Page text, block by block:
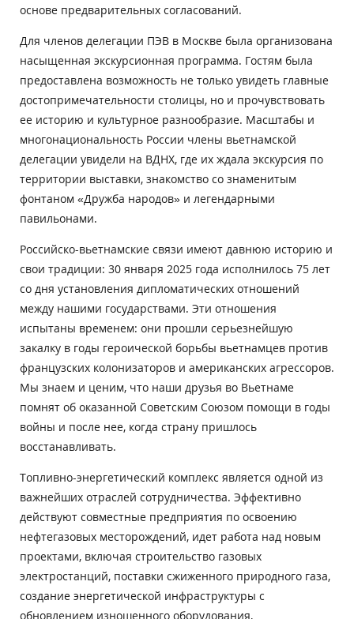
основе предварительных согласований.
Для членов делегации ПЭВ в Москве была организована
насыщенная экскурсионная программа. Гостям была
предоставлена возможность не только увидеть главные
достопримечательности столицы, но и прочувствовать
ее историю и культурное разнообразие. Масштабы и
многонациональность России члены вьетнамской
делегации увидели на ВДНХ, где их ждала экскурсия по
территории выставки, знакомство со знаменитым
фонтаном «Дружба народов» и легендарными
павильонами.
Российско-вьетнамские связи имеют давнюю историю и
свои традиции: 30 января 2025 года исполнилось 75 лет
со дня установления дипломатических отношений
между нашими государствами. Эти отношения
испытаны временем: они прошли серьезнейшую
закалку в годы героической борьбы вьетнамцев против
французских колонизаторов и американских агрессоров.
Мы знаем и ценим, что наши друзья во Вьетнаме
помнят об оказанной Советским Союзом помощи в годы
войны и после нее, когда страну пришлось
восстанавливать.
Топливно-энергетический комплекс является одной из
важнейших отраслей сотрудничества. Эффективно
действуют совместные предприятия по освоению
нефтегазовых месторождений, идет работа над новым
проектами, включая строительство газовых
электростанций, поставки сжиженного природного газа,
создание энергетической инфраструктуры с
обновлением изношенного оборудования,